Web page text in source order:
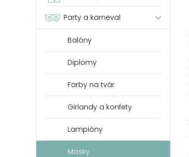
Party a karneval
Balóny
Diplomy
Farby na tvár
Girlandy a konfety
Lampióny
Masky